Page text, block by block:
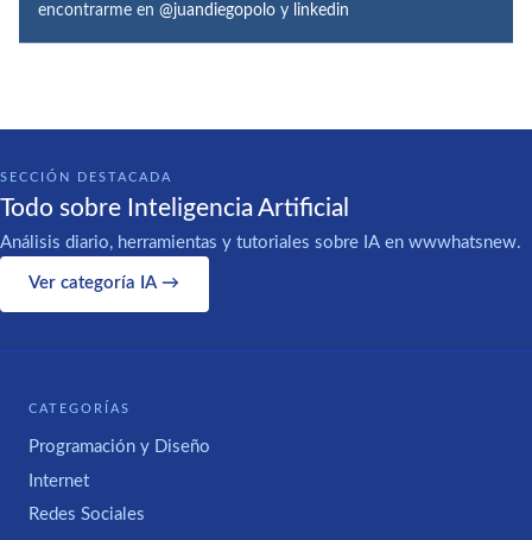
encontrarme en @juandiegopolo y linkedin
SECCIÓN DESTACADA
Todo sobre Inteligencia Artificial
Análisis diario, herramientas y tutoriales sobre IA en wwwhatsnew.
Ver categoría IA →
CATEGORÍAS
Programación y Diseño
Internet
Redes Sociales